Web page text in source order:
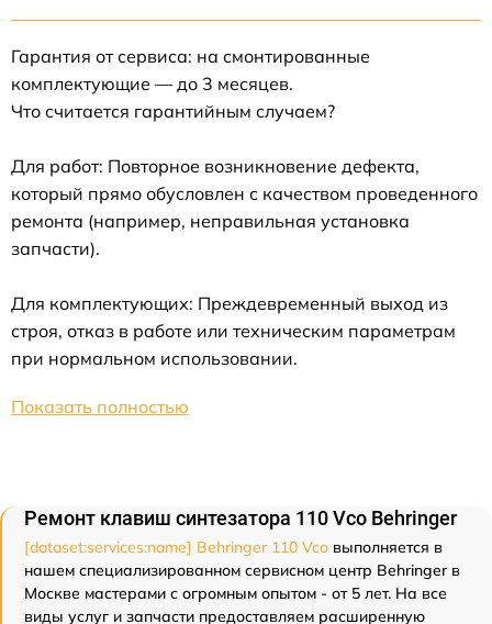
Гарантия от сервиса: на смонтированные
комплектующие — до 3 месяцев.
Что считается гарантийным случаем?
Для работ: Повторное возникновение дефекта,
который прямо обусловлен с качеством проведенного
ремонта (например, неправильная установка
запчасти).
Для комплектующих: Преждевременный выход из
строя, отказ в работе или техническим параметрам
при нормальном использовании.
Показать полностью
Ремонт клавиш синтезатора 110 Vco Behringer
[dataset:services:name] Behringer 110 Vco выполняется в
нашем специализированном сервисном центр Behringer в
Москве мастерами с огромным опытом - от 5 лет. На все
виды услуг и запчасти предоставляем расширенную